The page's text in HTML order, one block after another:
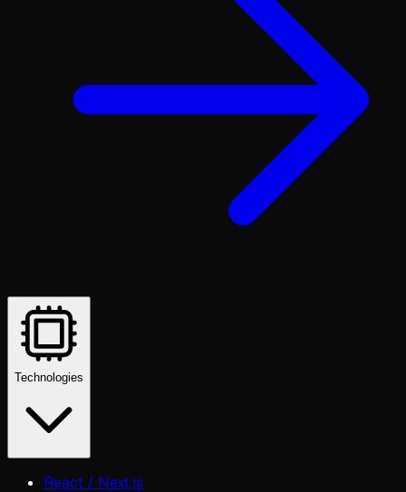
Technologies
React / Next.js